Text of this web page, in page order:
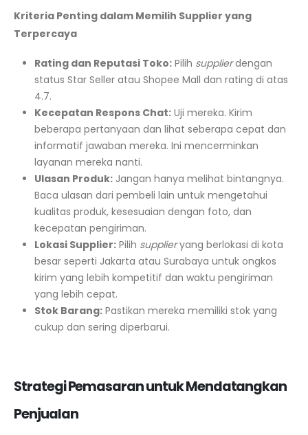
Kriteria Penting dalam Memilih Supplier yang
Terpercaya
Rating dan Reputasi Toko:Pilih supplierdengan
status Star Seller atau Shopee Mall dan rating di atas
4.7.
Kecepatan Respons Chat:Uji mereka. Kirim
beberapa pertanyaan dan lihat seberapa cepat dan
informatif jawaban mereka. Ini mencerminkan
layanan mereka nanti.
Ulasan Produk:Jangan hanya melihat bintangnya.
Baca ulasan dari pembeli lain untuk mengetahui
kualitas produk, kesesuaian dengan foto, dan
kecepatan pengiriman.
Lokasi Supplier:Pilih supplieryang berlokasi di kota
besar seperti Jakarta atau Surabaya untuk ongkos
kirim yang lebih kompetitif dan waktu pengiriman
yang lebih cepat.
Stok Barang:Pastikan mereka memiliki stok yang
cukup dan sering diperbarui.
Strategi Pemasaran untuk Mendatangkan
Penjualan